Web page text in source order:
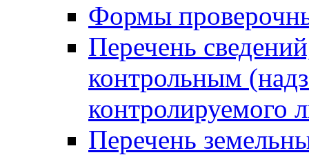
Формы
Перечень
контрольным
контролируемого
Перечень